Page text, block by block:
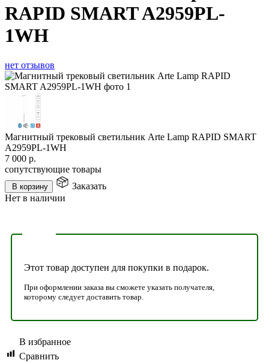
RAPID SMART A2959PL-
1WH
нет отзывов
Магнитный трековый светильник Arte Lamp RAPID SMART
A2959PL-1WH
7 000 р.
сопутствующие товары
В корзину
Заказать
Нет в наличии
Этот товар доступен для покупки в подарок.
При оформлении заказа вы сможете указать получателя,
которому следует доставить товар.
В избранное
Сравнить